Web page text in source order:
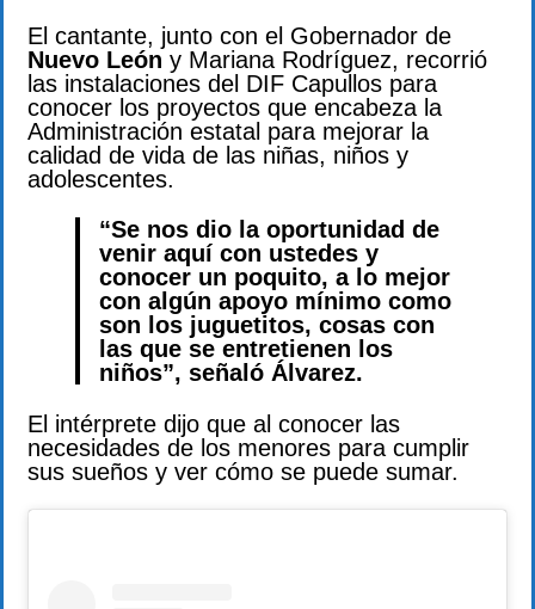
El cantante, junto con el Gobernador de
Nuevo León y Mariana Rodríguez, recorrió
las instalaciones del DIF Capullos para
conocer los proyectos que encabeza la
Administración estatal para mejorar la
calidad de vida de las niñas, niños y
adolescentes.
“Se nos dio la oportunidad de
venir aquí con ustedes y
conocer un poquito, a lo mejor
con algún apoyo mínimo como
son los juguetitos, cosas con
las que se entretienen los
niños”, señaló Álvarez.
El intérprete dijo que al conocer las
necesidades de los menores para cumplir
sus sueños y ver cómo se puede sumar.